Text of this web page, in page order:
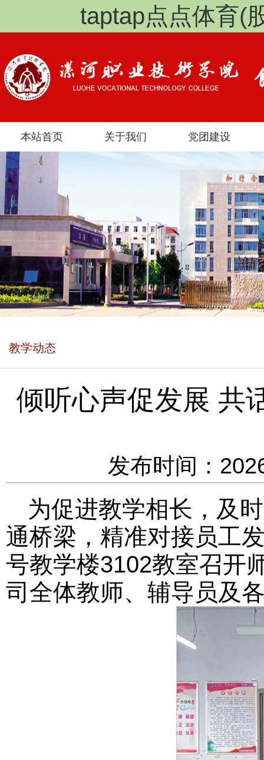
taptap点点体育(
本站首页 关于我们 党团建设
教学动态
倾听心声促发展
发布时间：
为促进教学相长，及
通桥梁，精准对接员工
号教学楼3102教室召开
司全体教师、辅导员及